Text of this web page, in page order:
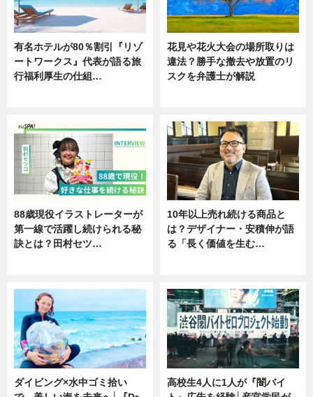
有名ホテルが80％割引『リゾ
ートワークス』代表が語る旅
行福利厚生の仕組…
花見や花火大会の場所取りは
違法？勝手な撤去や放置のリ
スクを弁護士が解説
88歳現役イラストレーターが
第一線で活躍し続けられる秘
訣とは？田村セツ…
10年以上売れ続ける商品と
は？デザイナー・安積伸が語
る「長く価値を生む…
ダイビング×水中ゴミ拾い
高校生4人に1人が『闇バイ